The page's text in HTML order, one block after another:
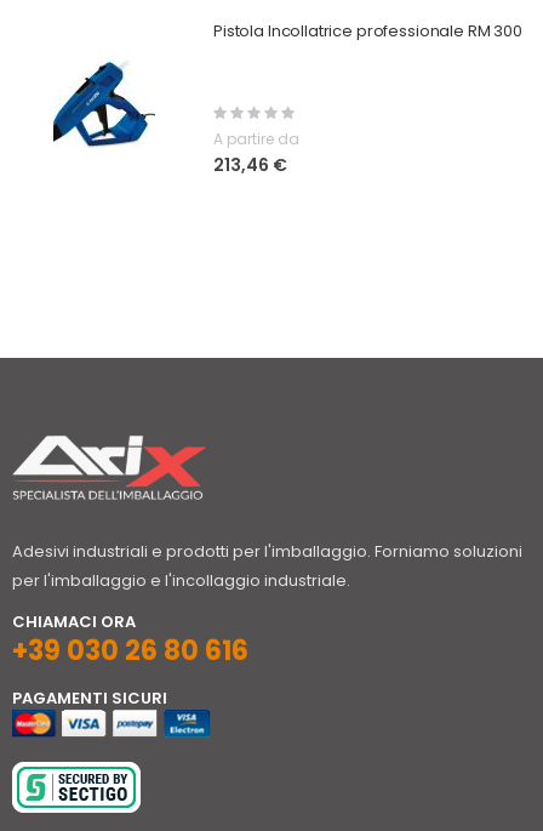
Pistola Incollatrice professionale RM 300
Rating:
0%
A partire da
213,46 €
Adesivi industriali e prodotti per l'imballaggio. Forniamo soluzioni
per l'imballaggio e l'incollaggio industriale.
CHIAMACI ORA
+39 030 26 80 616
PAGAMENTI SICURI